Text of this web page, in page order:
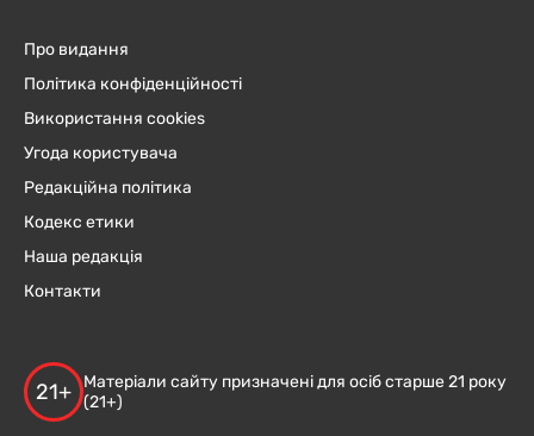
Про видання
Політика конфіденційності
Використання cookies
Угода користувача
Редакційна політика
Кодекс етики
Наша редакція
Контакти
21+
Матеріали сайту призначені для осіб старше 21 року
(21+)